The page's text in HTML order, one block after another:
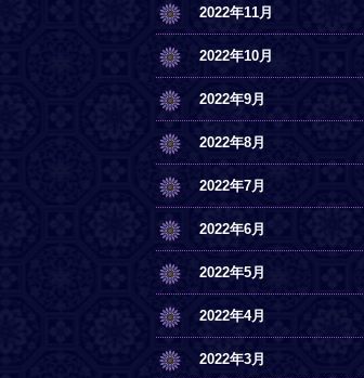
2022年11月
2022年10月
2022年9月
2022年8月
2022年7月
2022年6月
2022年5月
2022年4月
2022年3月